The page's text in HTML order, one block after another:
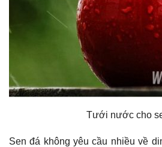
Tưới nước cho
Sen đá không yêu cầu nhiều về